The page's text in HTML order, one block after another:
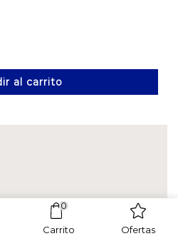
al carrito
0
Carrito Ofertas